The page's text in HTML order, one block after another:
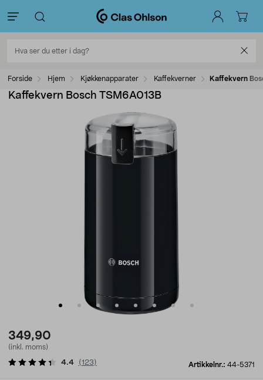
Forside Hjem Kjøkkenapparater Kaffekverner Kaffekvern
Kaffekvern Bosch TSM6A013B
349,90
(inkl. moms)
Artikkelnr.: 44-5371
4.4 (123)